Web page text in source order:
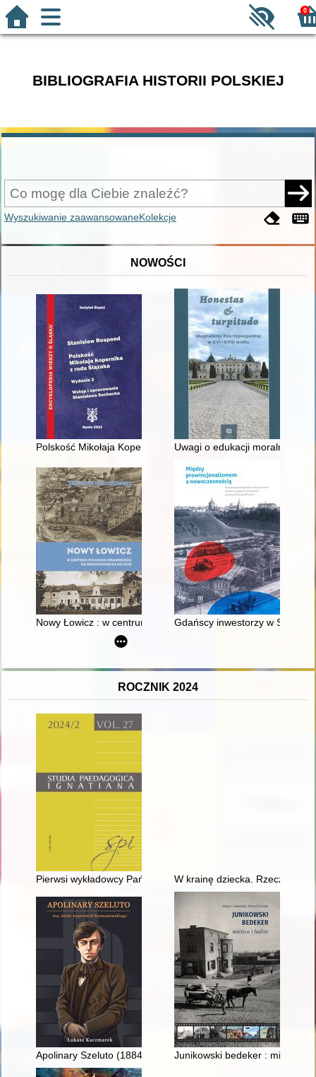
0
BIBLIOGRAFIA HISTORII POLSKIEJ
Wyszukiwanie zaawansowaneKolekcje
NOWOŚCI
Polskość Mikołaja Kopernika z rodu ŚlązakaUwagi o edukacji moralnej
Nowy Łowicz : w centrum poligonu drawskiego od
Gdańscy inwestorzy w
ROCZNIK 2024
Pierwsi wykładowcy Państwowego Instytutu Pedagogiki
W krainę dziecka. Rzecz o
Apolinary Szeluto (1884-1966) - ten, który wyprzedził
Junikowski bedeker : miejsca i